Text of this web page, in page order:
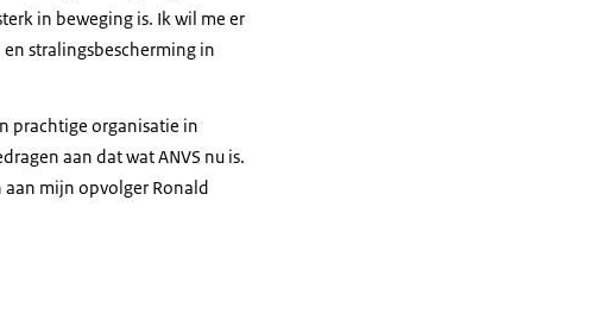
in beweging is. Ik wil me er
stralingsbescherming in
prachtige organisatie in
aan dat wat ANVS nu is.
aan mijn opvolger Ronald